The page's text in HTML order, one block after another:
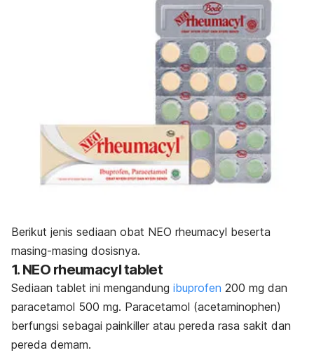
Berikut jenis sediaan obat NEO rheumacyl beserta
masing-masing dosisnya.
1. NEO rheumacyl tablet
Sediaan tablet ini mengandung ibuprofen 200 mg dan
paracetamol 500 mg. Paracetamol (acetaminophen)
berfungsi sebagai painkiller atau pereda rasa sakit dan
pereda demam.